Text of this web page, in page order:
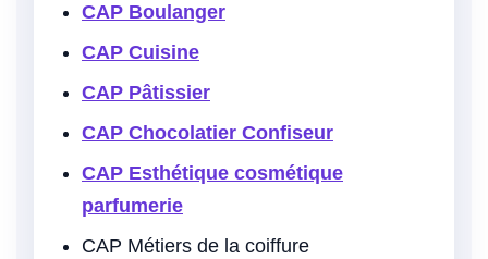
CAP Boulanger
CAP Cuisine
CAP Pâtissier
CAP Chocolatier Confiseur
CAP Esthétique cosmétique
parfumerie
CAP Métiers de la coiffure